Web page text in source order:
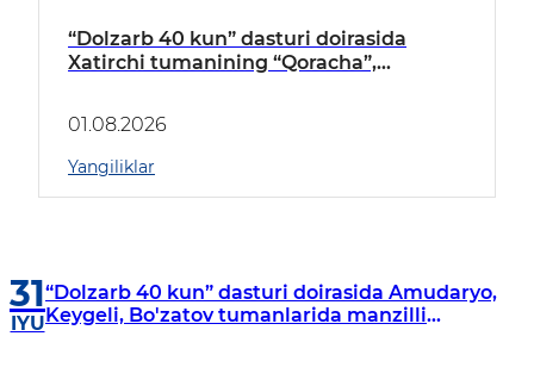
“Dolzarb 40 kun” dasturi doirasida
Xatirchi tumanining “Qoracha”,
borildi
01.08.2026
Yangiliklar
31
IYU
“Dolzarb 40 kun” dasturi doirasida Amudaryo,
Keygeli, Bo'zatov tumanlarida manzilli